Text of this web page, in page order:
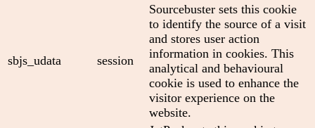
sbjs_udata session
Sourcebuster sets this cookie
to identify the source of a visit
and stores user action
information in cookies. This
analytical and behavioural
cookie is used to enhance the
visitor experience on the
website.